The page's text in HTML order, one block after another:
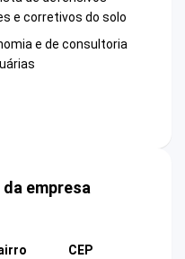
e corretivos do solo
e de consultoria
empresa
CEP